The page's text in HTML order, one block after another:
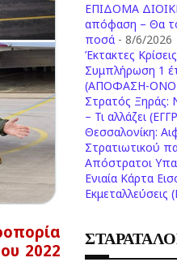
2022
ΕΠΙΔΟΜΑ
απόφαση – Θα
ποσά - 8/6/2026
Έκτακτες
Συμπλήρωση 1
(ΑΠΟΦΑΣΗ-
Στρατός Ξηράς:
– Τι αλλάζει
Θεσσαλονίκη:
Στρατιωτικού
Απόστρατοι
Ενιαία Κάρτα